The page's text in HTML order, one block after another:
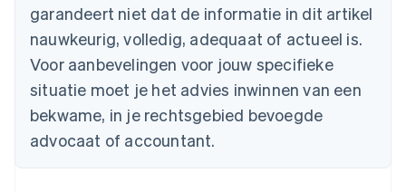
garandeert niet dat de informatie in dit artikel
nauwkeurig, volledig, adequaat of actueel is.
Voor aanbevelingen voor jouw specifieke
situatie moet je het advies inwinnen van een
bekwame, in je rechtsgebied bevoegde
advocaat of accountant.
English
Denemarken
Duitsland
DeutschEnglish
Estland
Finland
EnglishSvenska